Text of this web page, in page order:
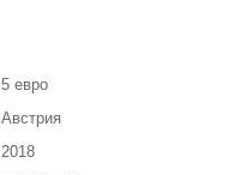
5 евро
Австрия
2018